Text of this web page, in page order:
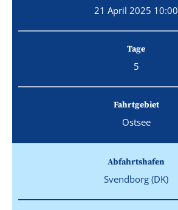
21 April 2025 10:00
Tage
5
Fahrtgebiet
Ostsee
Abfahrtshafen
Svendborg (DK)